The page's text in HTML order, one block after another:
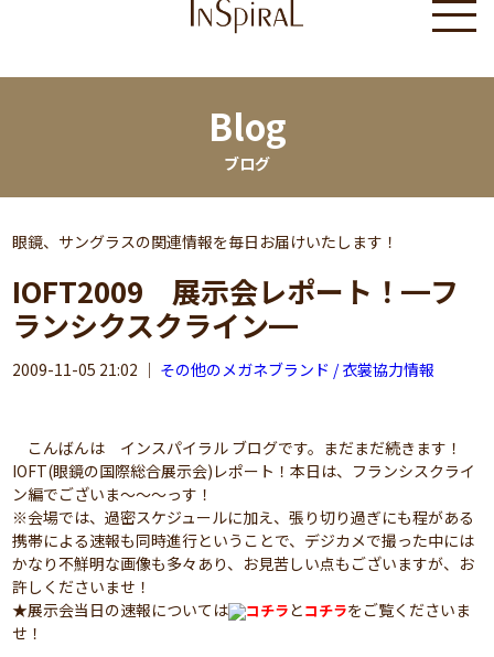
Blog
ブログ
眼鏡、サングラスの関連情報を毎日お届けいたします！
IOFT2009 展示会レポート！━フ
ランシクスクライン━
2009-11-05 21:02 ｜ その他のメガネブランド / 衣裳協力情報
こんばんは インスパイラル ブログです。まだまだ続きます！
IOFT(眼鏡の国際総合展示会)レポート！本日は、フランシスクライ
ン編でございま～～～っす！
※会場では、過密スケジュールに加え、張り切り過ぎにも程がある
携帯による速報も同時進行ということで、デジカメで撮った中には
かなり不鮮明な画像も多々あり、お見苦しい点もございますが、お
許しくださいませ！
★展示会当日の速報については
コチラとコチラをご覧くださいま
せ！